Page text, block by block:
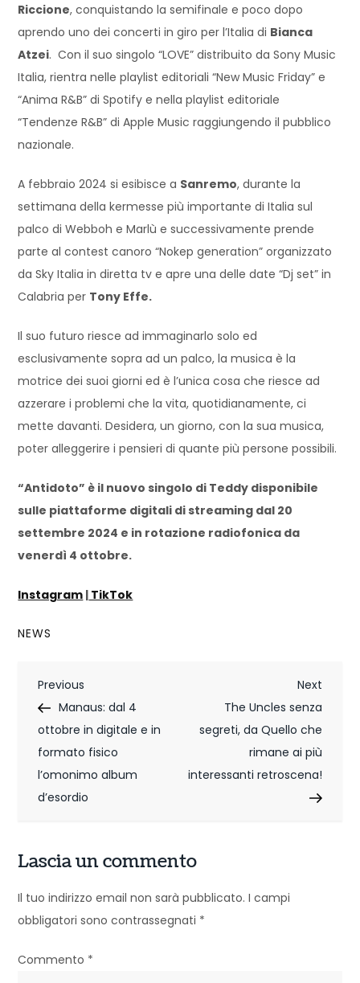
Riccione, conquistando la semifinale e poco dopo
aprendo uno dei concerti in giro per l’Italia di Bianca
Atzei. Con il suo singolo “LOVE” distribuito da Sony Music
Italia, rientra nelle playlist editoriali “New Music Friday” e
“Anima R&B” di Spotify e nella playlist editoriale
“Tendenze R&B” di Apple Music raggiungendo il pubblico
nazionale.
A febbraio 2024 si esibisce a Sanremo, durante la
settimana della kermesse più importante di Italia sul
palco di Webboh e Marlù e successivamente prende
parte al contest canoro “Nokep generation” organizzato
da Sky Italia in diretta tv e apre una delle date “Dj set” in
Calabria per Tony Effe.
Il suo futuro riesce ad immaginarlo solo ed
esclusivamente sopra ad un palco, la musica è la
motrice dei suoi giorni ed è l’unica cosa che riesce ad
azzerare i problemi che la vita, quotidianamente, ci
mette davanti. Desidera, un giorno, con la sua musica,
poter alleggerire i pensieri di quante più persone possibili.
“Antidoto” è il nuovo singolo di Teddy disponibile
sulle piattaforme digitali di streaming dal 20
settembre 2024 e in rotazione radiofonica da
venerdì 4 ottobre.
Instagram | TikTok
NEWS
N
a
v
i
z
i
o
n
Previous
Post
Previous
Manaus: dal 4
ottobre in digitale e in
formato fisico
l’omonimo album
d’esordio
Next
Post
Next
The Uncles senza
segreti, da Quello che
rimane ai più
interessanti retroscena!
Lascia un commento
Il tuo indirizzo email non sarà pubblicato. I campi
obbligatori sono contrassegnati *
Commento *